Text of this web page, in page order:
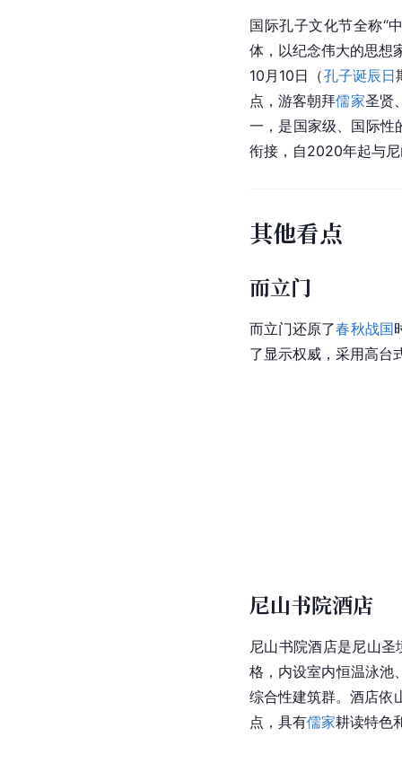
国际孔子文化节全称“
体，以纪念伟大的思想
10月10日（孔子诞辰日
点，游客朝拜儒家圣贤
一，是国家级、国际性
衔接，自2020年起与
其他看点
而立门
而立门还原了春秋战国
了显示权威，采用高台
尼山书院酒店
尼山书院酒店是尼山圣
格，内设室内恒温泳池
综合性建筑群。酒店依
点，具有儒家耕读特色